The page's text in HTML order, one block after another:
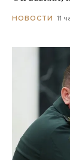
НОВОСТИ 11